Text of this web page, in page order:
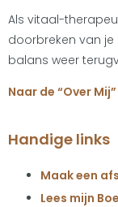
Als vitaal-
doorbreken van
balans weer
Naar de “Over
Handige links
Maak een
Lees mijn